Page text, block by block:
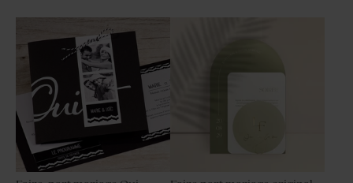
Fiole en verre mariage